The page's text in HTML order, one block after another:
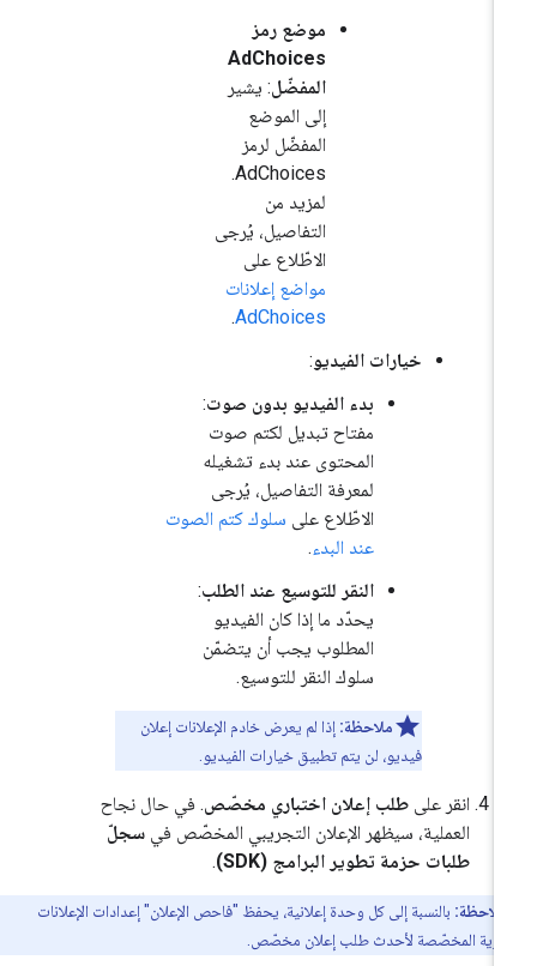
موضع رمز
AdChoices
المفضّل: يشير
إلى الموضع
المفضّل لرمز
AdChoices.
لمزيد من
التفاصيل، يُرجى
الاطّلاع على
مواضع إعلانات
AdChoices
.
خيارات الفيديو:
بدء الفيديو بدون صوت:
مفتاح تبديل لكتم صوت
المحتوى عند بدء تشغيله
لمعرفة التفاصيل، يُرجى
الاطّلاع علىسلوك كتم الصوت
عند البدء.
النقر للتوسيع عند الطلب:
يحدّد ما إذا كان الفيديو
المطلوب يجب أن يتضمّن
سلوك النقر للتوسيع.
ملاحظة:إذا لم يعرض خادم الإعلانات إعلان
فيديو، لن يتم تطبيق خيارات الفيديو.
انقر علىطلب إعلان اختباري مخصّص. في حال نجاح
العملية، سيظهر الإعلان التجريبي المخصّص في سجلّ
طلبات حزمة تطوير البرامج (SDK)
.
ملاحظة:بالنسبة إلى كل وحدة إعلانية، يحفظ "فاحص الإعلان" إعدادات الإعلانات
المخصّصة لأحدث طلب إعلان مخصّص.